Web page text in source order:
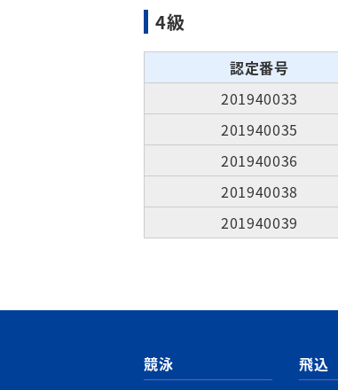
4級
認定番号
201940033
201940035
201940036
201940038
201940039
競泳 飛込